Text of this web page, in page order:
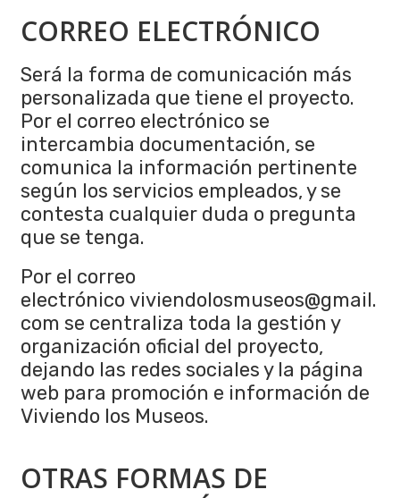
CORREO ELECTRÓNICO
Será la forma de comunicación más
personalizada que tiene el proyecto.
Por el correo electrónico se
intercambia documentación, se
comunica la información pertinente
según los servicios empleados, y se
contesta cualquier duda o pregunta
que se tenga.
Por el correo
electrónico viviendolosmuseos@gmail.
com se centraliza toda la gestión y
organización oficial del proyecto,
dejando las redes sociales y la página
web para promoción e información de
Viviendo los Museos.
OTRAS FORMAS DE